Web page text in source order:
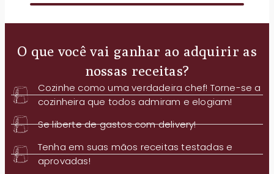
O que você vai ganhar ao adquirir as
nossas receitas?
Cozinhe como uma verdadeira chef! Torne-se a
cozinheira que todos admiram e elogiam!
Se liberte de gastos com delivery!
Tenha em suas mãos receitas testadas e
aprovadas!